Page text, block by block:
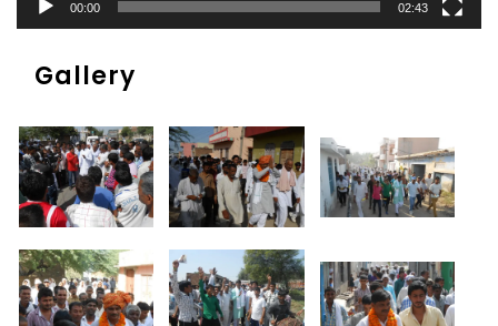
00:00 02:43
Gallery